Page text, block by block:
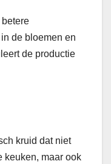
de bloemen en
de productie
kruid dat niet
keuken, maar ook